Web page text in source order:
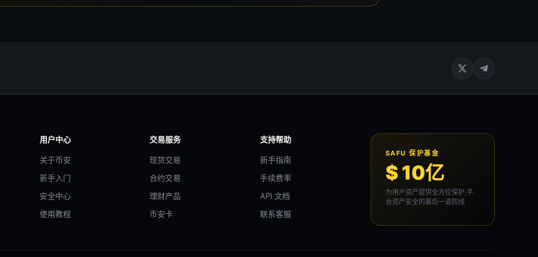
用户中心
关于币安
新手入门
安全中心
使用教程
交易服务
现货交易
合约交易
理财产品
币安卡
支持帮助
新手指南
手续费率
API 文档
联系客服
SAFU 保护基金
$ 10亿
为用户资产提供全方位保护,平
台资产安全的最后一道防线